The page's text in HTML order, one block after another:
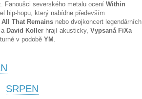
Fanoušci severského metalu ocení Within
hip-hopu, který nabídne především
All That Remains nebo dvojkoncert legendárních
a David Koller hrají akusticky, Vypsaná FiXa
v podobě YM .
SRPEN